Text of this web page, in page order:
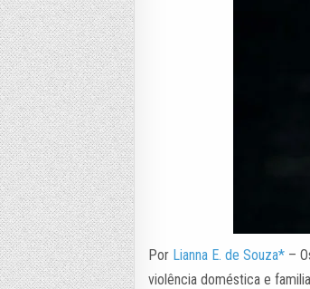
Por Lianna E. de Souza* –
violência doméstica e